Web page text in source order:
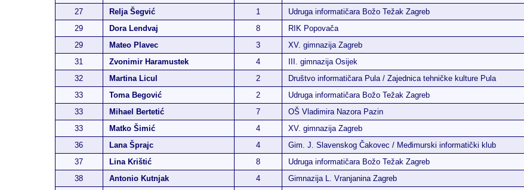
27
Relja Šegvić 1 Udruga informatičara Božo Težak Zagreb
29
Dora Lendvaj 8 RIK Popovača
29
Mateo Plavec 3 XV. gimnazija Zagreb
31
Zvonimir Haramustek 4 III. gimnazija Osijek
32
Martina Licul 2 Društvo informatičara Pula / Zajednica tehničke kulture Pula
33
Toma Begović 2 Udruga informatičara Božo Težak Zagreb
33
Mihael Bertetić 7 OŠ Vladimira Nazora Pazin
33
Matko Šimić 4 XV. gimnazija Zagreb
36
Lana Šprajc 4 Gim. J. Slavenskog Čakovec / Međimurski informatički klub
37
Lina Krištić 8 Udruga informatičara Božo Težak Zagreb
38
Antonio Kutnjak 4 Gimnazija L. Vranjanina Zagreb